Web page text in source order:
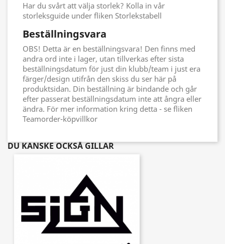
Har du svårt att välja storlek? Kolla in vår
storleksguide under fliken Storlekstabell
Beställningsvara
OBS! Detta är en beställningsvara! Den finns med
andra ord inte i lager, utan tillverkas efter sista
beställningsdatum för just din klubb/team i just era
färger/design utifrån den skiss du ser här på
produktsidan. Din beställning är bindande och går
efter passerat beställningsdatum inte att ångra eller
ändra. För mer information kring detta - se fliken
Teamorder-köpvillkor
DU KANSKE OCKSÅ GILLAR